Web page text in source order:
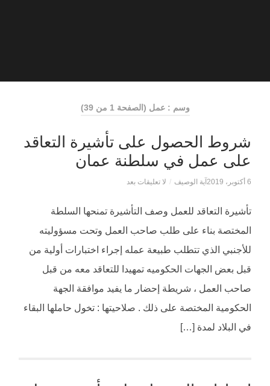
وسم : عمل (الصفحة 1 من 39)
شروط الحصول على تأشيرة التعاقد
على عمل في سلطنة عمان
6 أكتوبر، 2019 آية الوصيف / لا تعليقات بعد
تأشيرة التعاقد للعمل وصف التأشيرة تمنحها السلطة
المختصة بناء على طلب صاحب العمل وتحت مسؤوليته
للأجنبي الذي تتطلب طبيعة عمله إجراء اختبارات أولية من
قبل بعض الجهات الحكوميه تمهيدا للتعاقد معه من قبل
صاحب العمل ، شريطة إحضار ما يفيد موافقة الجهة
الحكومية المختصة على ذلك . صلاحيتها : تخول حاملها البقاء
في البلاد لمدة […]